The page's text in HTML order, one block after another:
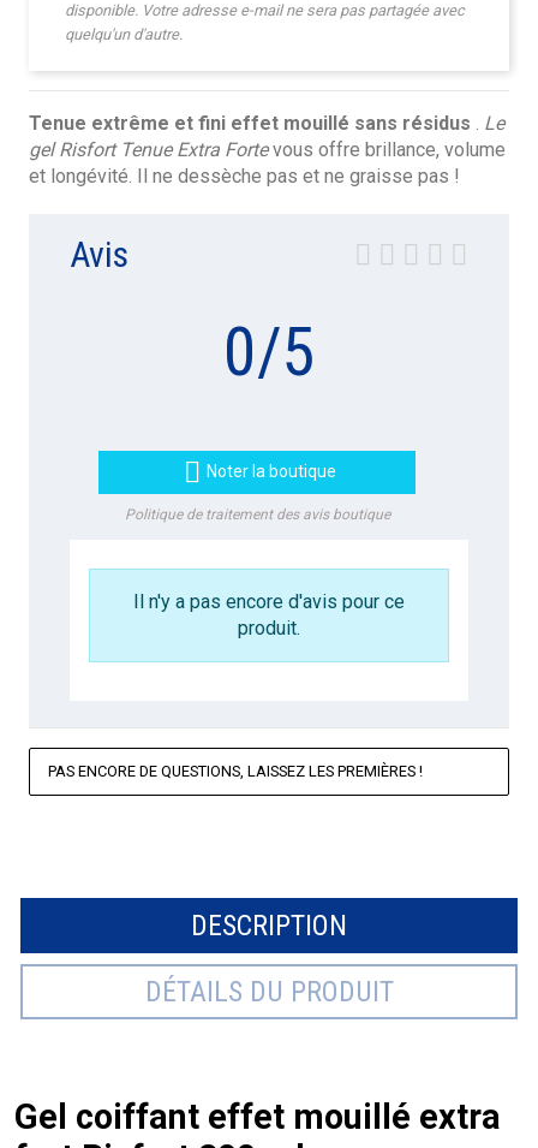
disponible. Votre adresse e-mail ne sera pas partagée avec
quelqu'un d'autre.
Tenue extrême et fini effet mouillé sans résidus . Le
gel Risfort Tenue Extra Fortevous offre brillance, volume
et longévité. Il ne dessèche pas et ne graisse pas !
Avis
0/5
 Noter la boutique
Politique de traitement des avis boutique
Il n'y a pas encore d'avis pour ce
produit.
PAS ENCORE DE QUESTIONS, LAISSEZ LES PREMIÈRES !
DESCRIPTION
DÉTAILS DU PRODUIT
Gel coiffant effet mouillé extra